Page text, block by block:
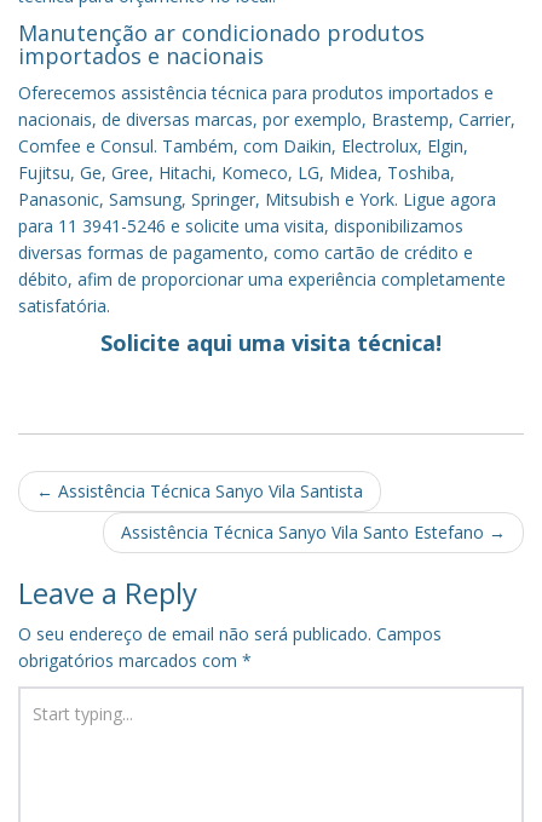
Manutenção ar condicionado produtos
importados e nacionais
Oferecemos assistência técnica para produtos importados e
nacionais, de diversas marcas, por exemplo, Brastemp, Carrier,
Comfee e Consul. Também, com Daikin, Electrolux, Elgin,
Fujitsu, Ge, Gree, Hitachi, Komeco, LG, Midea, Toshiba,
Panasonic, Samsung, Springer, Mitsubish e York. Ligue agora
para 11 3941-5246 e solicite uma visita, disponibilizamos
diversas formas de pagamento, como cartão de crédito e
débito, afim de proporcionar uma experiência completamente
satisfatória.
Solicite aqui uma visita técnica!
Post
navigation
← Assistência Técnica Sanyo Vila Santista
Assistência Técnica Sanyo Vila Santo Estefano →
Leave a Reply
O seu endereço de email não será publicado. Campos
obrigatórios marcados com *